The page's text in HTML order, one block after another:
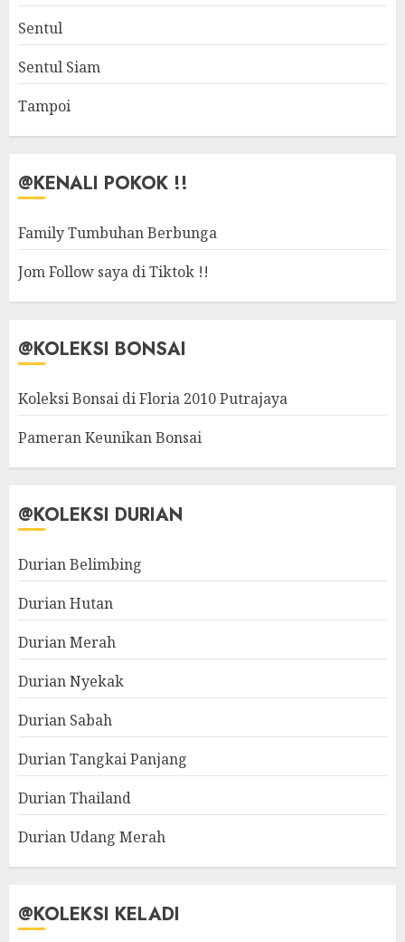
Sentul
Sentul Siam
Tampoi
@KENALI POKOK !!
Family Tumbuhan Berbunga
Jom Follow saya di Tiktok !!
@KOLEKSI BONSAI
Koleksi Bonsai di Floria 2010 Putrajaya
Pameran Keunikan Bonsai
@KOLEKSI DURIAN
Durian Belimbing
Durian Hutan
Durian Merah
Durian Nyekak
Durian Sabah
Durian Tangkai Panjang
Durian Thailand
Durian Udang Merah
@KOLEKSI KELADI